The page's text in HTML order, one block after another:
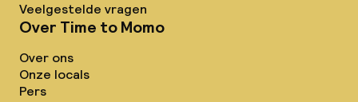
Veelgestelde vragen
Over Time to Momo
Over ons
Onze locals
Pers